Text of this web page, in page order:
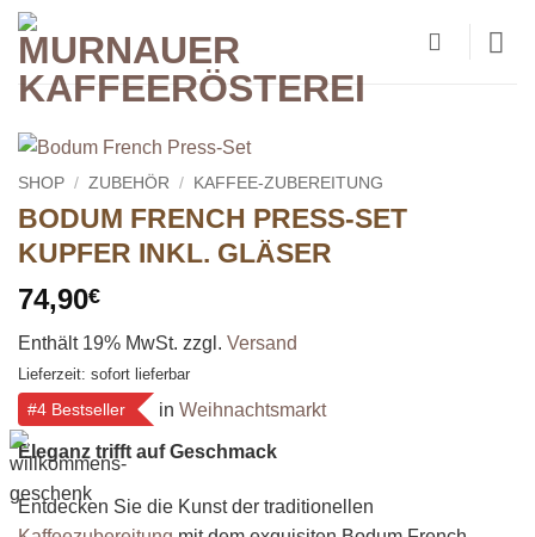
Zum
Inhalt
springen
SHOP / ZUBEHÖR / KAFFEE-ZUBEREITUNG
BODUM FRENCH PRESS-SET
KUPFER INKL. GLÄSER
74,90€
Enthält 19% MwSt. zzgl. Versand
Lieferzeit: sofort lieferbar
#4 Bestseller in Weihnachtsmarkt
Eleganz trifft auf Geschmack
Entdecken Sie die Kunst der traditionellen